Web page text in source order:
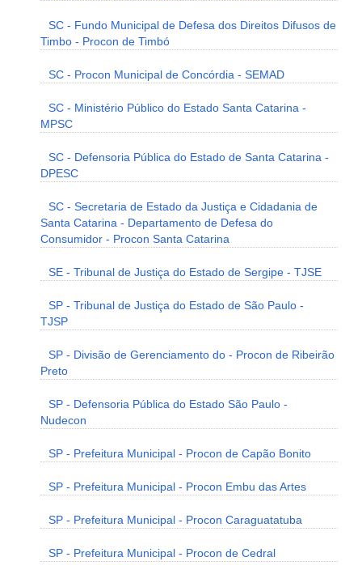
SC - Fundo Municipal de Defesa dos Direitos Difusos de
Timbo - Procon de Timbó
SC - Procon Municipal de Concórdia - SEMAD
SC - Ministério Público do Estado Santa Catarina -
MPSC
SC - Defensoria Pública do Estado de Santa Catarina -
DPESC
SC - Secretaria de Estado da Justiça e Cidadania de
Santa Catarina - Departamento de Defesa do
Consumidor - Procon Santa Catarina
SE - Tribunal de Justiça do Estado de Sergipe - TJSE
SP - Tribunal de Justiça do Estado de São Paulo -
TJSP
SP - Divisão de Gerenciamento do - Procon de Ribeirão
Preto
SP - Defensoria Pública do Estado São Paulo -
Nudecon
SP - Prefeitura Municipal - Procon de Capão Bonito
SP - Prefeitura Municipal - Procon Embu das Artes
SP - Prefeitura Municipal - Procon Caraguatatuba
SP - Prefeitura Municipal - Procon de Cedral